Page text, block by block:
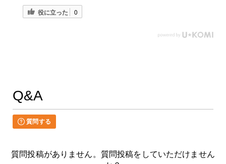
役に立った 0
Q&A
質問する
質問投稿がありません。質問投稿をしていただけません